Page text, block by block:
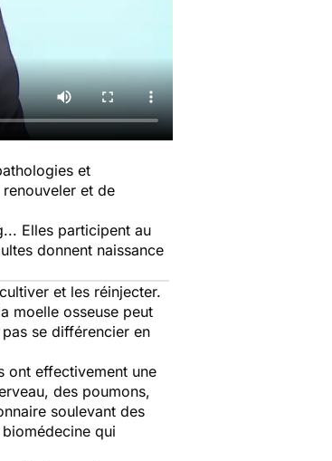
et
et de
Elles participent au
donnent naissance
et les réinjecter.
moelle osseuse peut
se différencier en
ont effectivement une
des poumons,
soulevant des
qui